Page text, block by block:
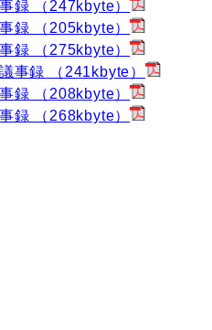
録 （247kbyte）
録 （205kbyte）
録 （275kbyte）
事録 （241kbyte）
録 （208kbyte）
録 （268kbyte）